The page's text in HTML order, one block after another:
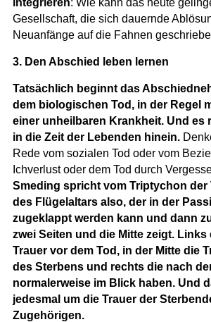
integrieren: Wie kann das heute
Gesellschaft, die sich dauernde
Neuanfänge auf die Fahnen
3. Den Abschied leben lernen
Tatsächlich beginnt das
dem biologischen Tod, in der Regel
einer unheilbaren Krankheit. Und es
in die Zeit der Lebenden hinein.
Rede vom sozialen Tod oder vom
Ichverlust oder dem Tod durch
Smeding spricht vom Triptychon der
des Flügelaltars also, der in der
zugeklappt werden kann und dann
zwei Seiten und die Mitte zeigt. Links
Trauer vor dem Tod, in der Mitte die
des Sterbens und rechts die nach
normalerweise im Blick haben. Und
jedesmal um die Trauer der
Zugehörigen.